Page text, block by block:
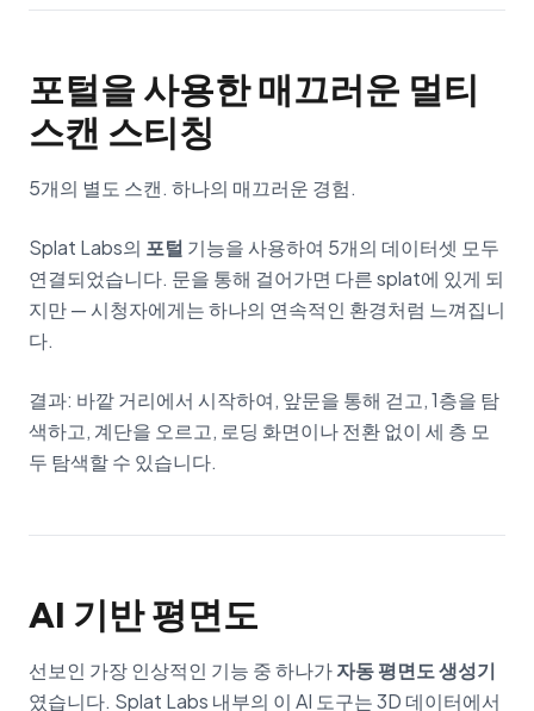
포털을 사용한 매끄러운 멀티
스캔 스티칭
5개의 별도 스캔. 하나의 매끄러운 경험.
Splat Labs의 포털 기능을 사용하여 5개의 데이터셋 모두
연결되었습니다. 문을 통해 걸어가면 다른 splat에 있게 되
지만 — 시청자에게는 하나의 연속적인 환경처럼 느껴집니
다.
결과: 바깥 거리에서 시작하여, 앞문을 통해 걷고, 1층을 탐
색하고, 계단을 오르고, 로딩 화면이나 전환 없이 세 층 모
두 탐색할 수 있습니다.
AI 기반 평면도
선보인 가장 인상적인 기능 중 하나가자동 평면도 생성기
였습니다. Splat Labs 내부의 이 AI 도구는 3D 데이터에서